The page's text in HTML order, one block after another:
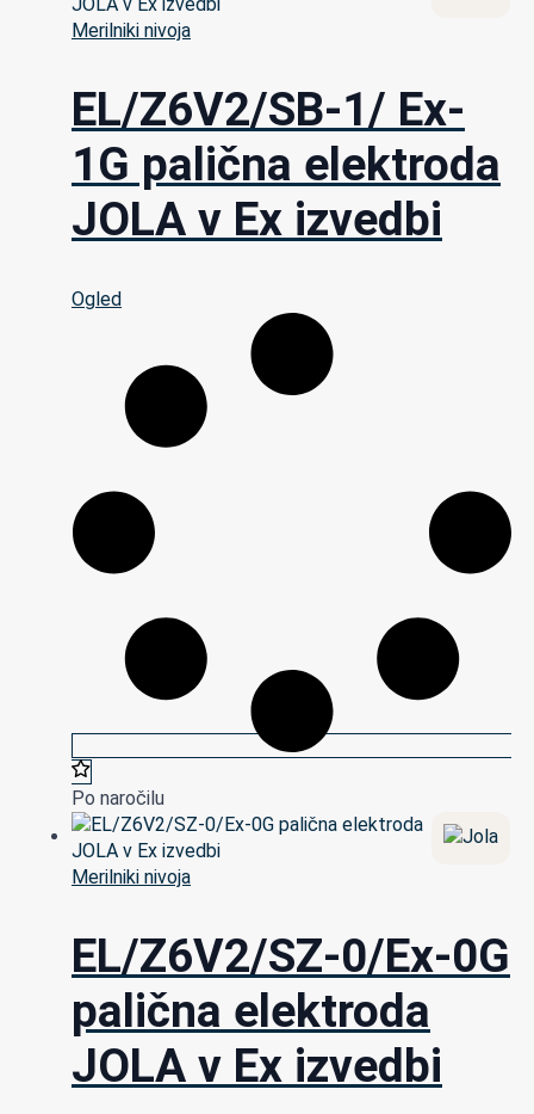
Merilniki nivoja
EL/Z6V2/SB-1/ Ex-
1G palična elektroda
JOLA v Ex izvedbi
Ogled
Po naročilu
Merilniki nivoja
EL/Z6V2/SZ-0/Ex-0G
palična elektroda
JOLA v Ex izvedbi